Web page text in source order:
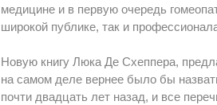
медицине и в первую очередь
широкой публике, так и
Новую книгу Люка Де Схеппера,
на самом деле вернее было бы
почти двадцать лет назад, и все